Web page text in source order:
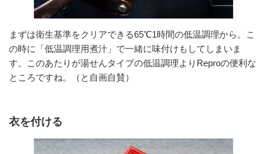
まずは衛生基準をクリアできる65℃1時間の低温調理から。こ
の時に「低温調理用煮汁」で一緒に味付けもしてしまいま
す。このあたりが湯せんタイプの低温調理よりReproの便利な
ところですね。（と自画自賛）
衣を付ける